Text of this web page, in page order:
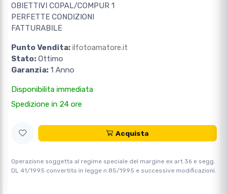
OBIETTIVI COPAL/COMPUR 1
PERFETTE CONDIZIONI
FATTURABILE
Punto Vendita: ilfotoamatore.it
Stato: Ottimo
Garanzia: 1 Anno
Disponibilita immediata
Spedizione in 24 ore
Acquista
Operazione soggetta al regime speciale del margine ex art.36 e segg.
DL 41/1995 convertito in legge n.85/1995 e successive modificazioni.